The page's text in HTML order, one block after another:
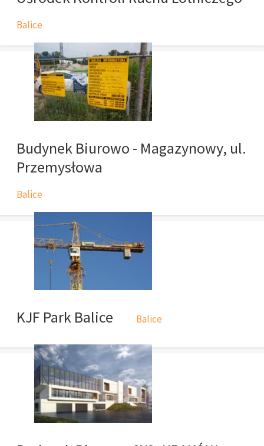
Balice
Budynek Biurowo - Magazynowy, ul.
Przemysłowa
Balice
KJF Park Balice Balice